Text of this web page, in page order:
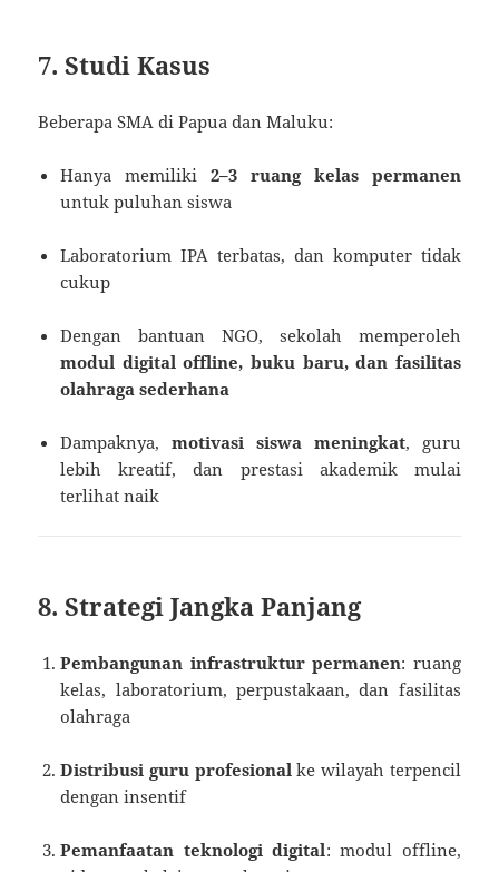
7. Studi Kasus
Beberapa SMA di Papua dan Maluku:
Hanya memiliki2–3 ruang kelas permanen
untuk puluhan siswa
Laboratorium IPA terbatas, dan komputer tidak
cukup
Dengan bantuan NGO, sekolah memperoleh
modul digital offline, buku baru, dan fasilitas
olahraga sederhana
Dampaknya,motivasi siswa meningkat, guru
lebih kreatif, dan prestasi akademik mulai
terlihat naik
8. Strategi Jangka Panjang
Pembangunan infrastruktur permanen: ruang
kelas, laboratorium, perpustakaan, dan fasilitas
olahraga
Distribusi guru profesionalke wilayah terpencil
dengan insentif
Pemanfaatan teknologi digital: modul offline,